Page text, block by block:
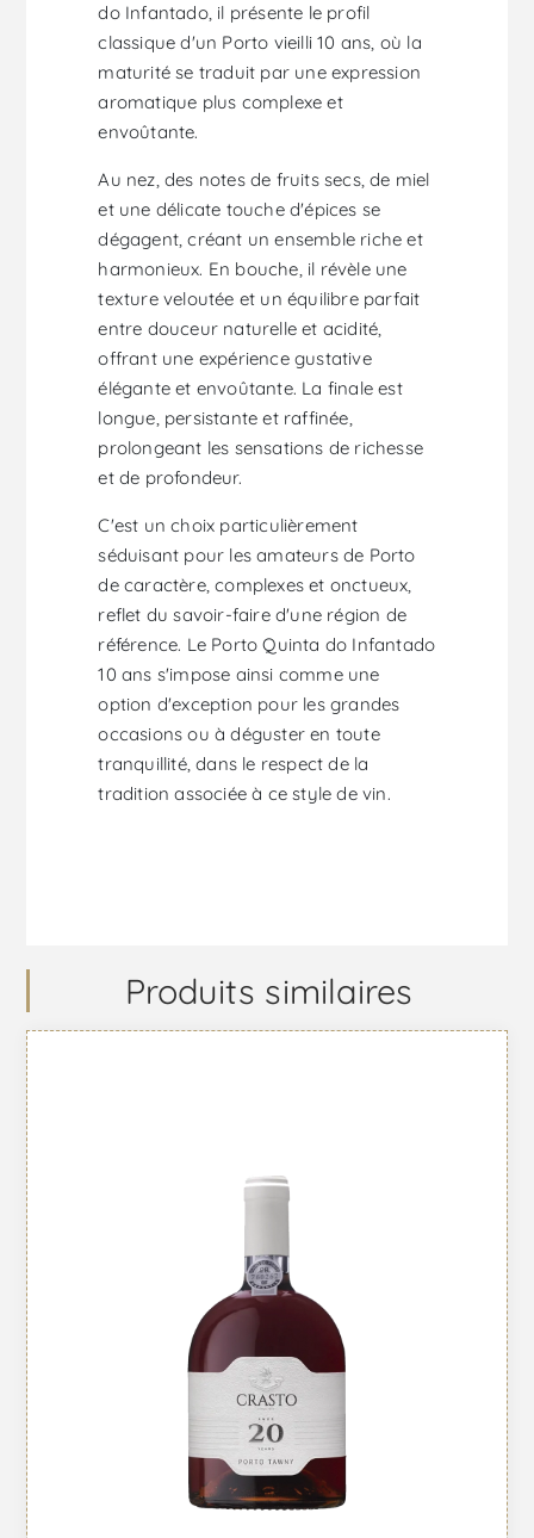
do Infantado, il présente le profil
classique d'un Porto vieilli 10 ans, où la
maturité se traduit par une expression
aromatique plus complexe et
envoûtante.
Au nez, des notes de fruits secs, de miel
et une délicate touche d'épices se
dégagent, créant un ensemble riche et
harmonieux. En bouche, il révèle une
texture veloutée et un équilibre parfait
entre douceur naturelle et acidité,
offrant une expérience gustative
élégante et envoûtante. La finale est
longue, persistante et raffinée,
prolongeant les sensations de richesse
et de profondeur.
C'est un choix particulièrement
séduisant pour les amateurs de Porto
de caractère, complexes et onctueux,
reflet du savoir-faire d'une région de
référence. Le Porto Quinta do Infantado
10 ans s'impose ainsi comme une
option d'exception pour les grandes
occasions ou à déguster en toute
tranquillité, dans le respect de la
tradition associée à ce style de vin.
Produits similaires